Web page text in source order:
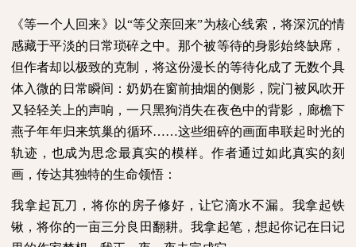
《等一个人回来》以“等父亲回来”为核心线索，将深沉的情
感藏于平淡的日常琐碎之中。那个被等待的身影始终缺席，
但作者却以极致的克制，将这份漫长的等待化成了无数个具
体入微的日常瞬间：奶奶在窗前抽烟的侧影，院门被风吹开
又轻轻关上的声响，一只黑狗消失在夜色中的背影，廊檐下
燕子年年归来筑巢的循环……这些细碎的画面串联起时光的
轨迹，也成为思念最真实的模样。作者通过如此真实的刻
画，传达其独特的生命领悟：
我拿起瓦刀，将你的房子修好，让它滴水不漏。我拿起铁
锹，将你的一亩三分良田翻耕。我拿起笔，想起你记在日记